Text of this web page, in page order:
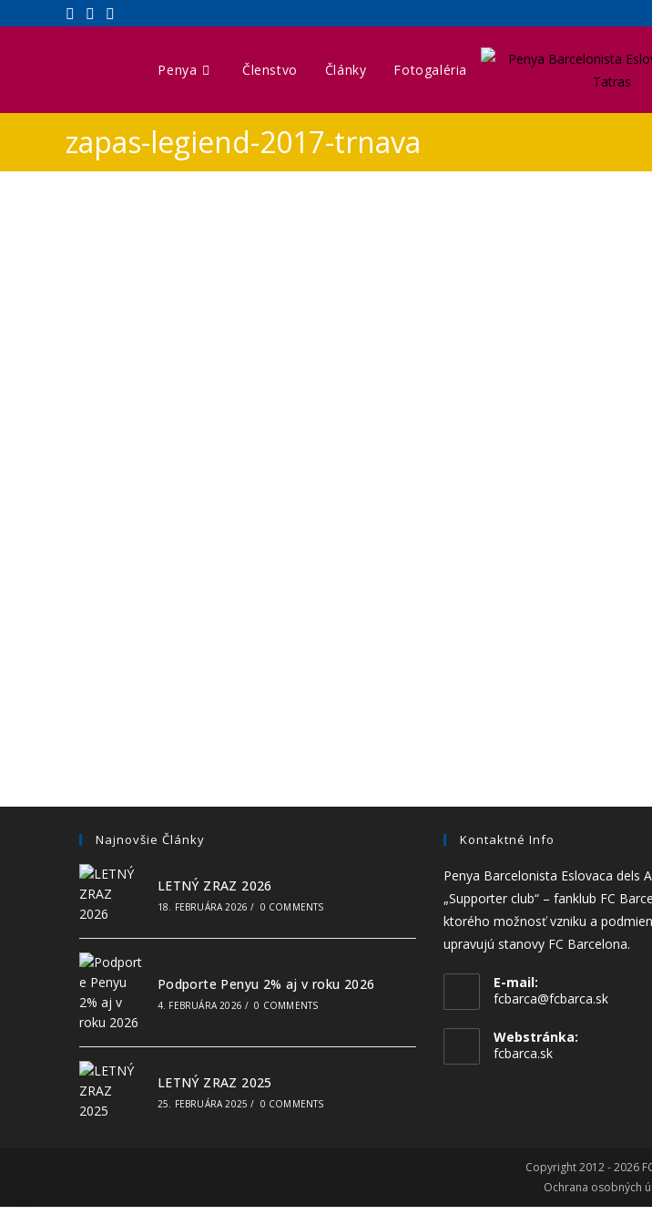
Penya Členstvo Články Fotogaléria
zapas-legiend-2017-trnava
Najnovšie Články
LETNÝ ZRAZ 2026
18. FEBRUÁRA 2026 / 0 COMMENTS
Podporte Penyu 2% aj v roku 2026
4. FEBRUÁRA 2026 / 0 COMMENTS
LETNÝ ZRAZ 2025
25. FEBRUÁRA 2025 / 0 COMMENTS
Kontaktné Info
Penya Barcelonista Eslovaca dels
„Supporter club“ – fanklub FC
ktorého možnosť vzniku a
upravujú stanovy FC Barcelona.
E-mail:
fcbarca@fcbarca.sk
Webstránka:
fcbarca.sk
Copyright 2012 - 2026
Ochrana osobných